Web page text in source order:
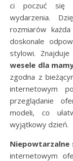
ci poczuć się
wydarzenia.
rozmiarów
doskonale
stylowi.
wesele dla
zgodna z
internetowym
przeglądanie
modeli, co
wyjątkowy dzień.
Niepowtarzalne
internetowym